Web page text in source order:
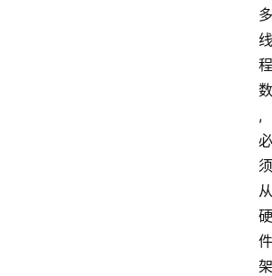
多
线
程
数
,
必
须
从
硬
件
架